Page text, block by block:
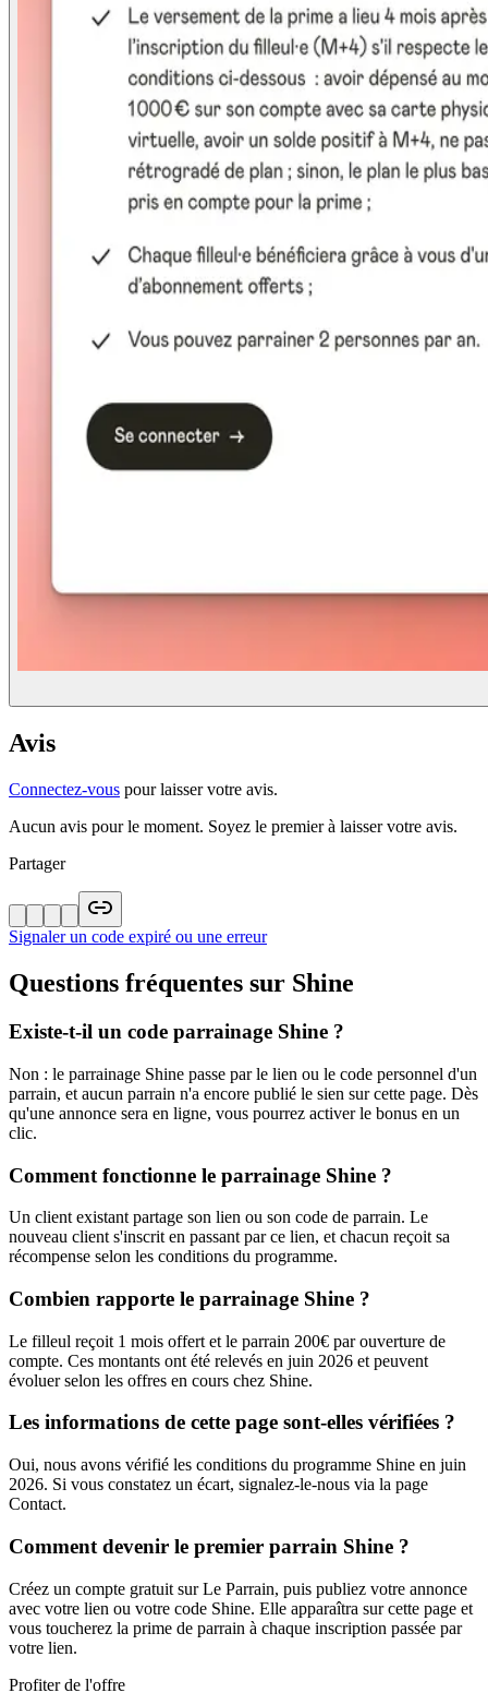
Avis
Connectez-vous pour laisser votre avis.
Aucun avis pour le moment. Soyez le premier à laisser votre avis.
Partager
Signaler un code expiré ou une erreur
Questions fréquentes sur Shine
Existe-t-il un code parrainage Shine ?
Non : le parrainage Shine passe par le lien ou le code personnel d'un
parrain, et aucun parrain n'a encore publié le sien sur cette page. Dès
qu'une annonce sera en ligne, vous pourrez activer le bonus en un
clic.
Comment fonctionne le parrainage Shine ?
Un client existant partage son lien ou son code de parrain. Le
nouveau client s'inscrit en passant par ce lien, et chacun reçoit sa
récompense selon les conditions du programme.
Combien rapporte le parrainage Shine ?
Le filleul reçoit 1 mois offert et le parrain 200€ par ouverture de
compte. Ces montants ont été relevés en juin 2026 et peuvent
évoluer selon les offres en cours chez Shine.
Les informations de cette page sont-elles vérifiées ?
Oui, nous avons vérifié les conditions du programme Shine en juin
2026. Si vous constatez un écart, signalez-le-nous via la page
Contact.
Comment devenir le premier parrain Shine ?
Créez un compte gratuit sur Le Parrain, puis publiez votre annonce
avec votre lien ou votre code Shine. Elle apparaîtra sur cette page et
vous toucherez la prime de parrain à chaque inscription passée par
votre lien.
Profiter de l'offre